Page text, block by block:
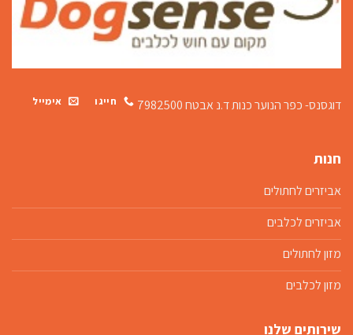
דוגסנס- כפר הנוער כנותד.נ אבטח 7982500 חייגו אימייל
חנות
אביזרים לחתולים
אביזרים לכלבים
מזון לחתולים
מזון לכלבים
שירותים שלנו